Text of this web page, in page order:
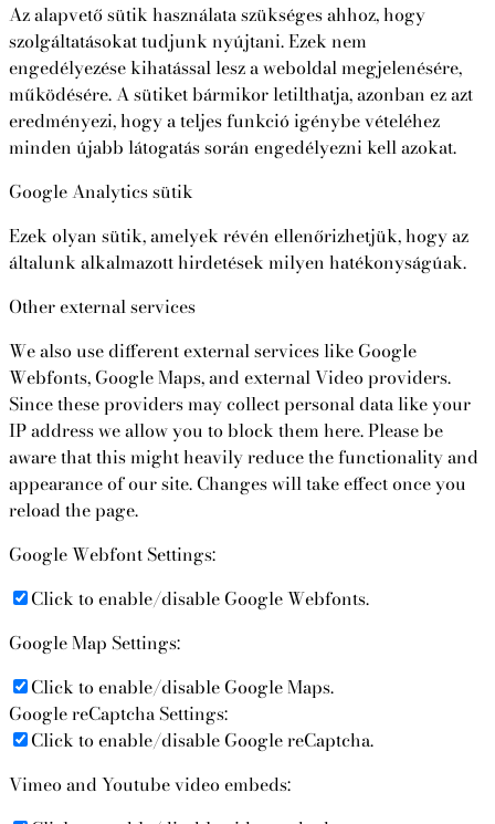
Az alapvető sütik használata szükséges ahhoz, hogy
szolgáltatásokat tudjunk nyújtani. Ezek nem
engedélyezése kihatással lesz a weboldal megjelenésére,
működésére. A sütiket bármikor letilthatja, azonban ez azt
eredményezi, hogy a teljes funkció igénybe vételéhez
minden újabb látogatás során engedélyezni kell azokat.
Google Analytics sütik
Ezek olyan sütik, amelyek révén ellenőrizhetjük, hogy az
általunk alkalmazott hirdetések milyen hatékonyságúak.
Other external services
We also use different external services like Google
Webfonts, Google Maps, and external Video providers.
Since these providers may collect personal data like your
IP address we allow you to block them here. Please be
aware that this might heavily reduce the functionality and
appearance of our site. Changes will take effect once you
reload the page.
Google Webfont Settings:
Click to enable/disable Google Webfonts.
Google Map Settings:
Click to enable/disable Google Maps.
Google reCaptcha Settings:
Click to enable/disable Google reCaptcha.
Vimeo and Youtube video embeds: